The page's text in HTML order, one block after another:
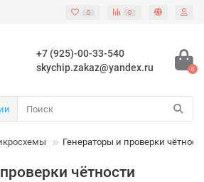
0 0
+7 (925)-00-33-540
skychip.zakaz@yandex.ru
0
Генераторы и проверки
чётности